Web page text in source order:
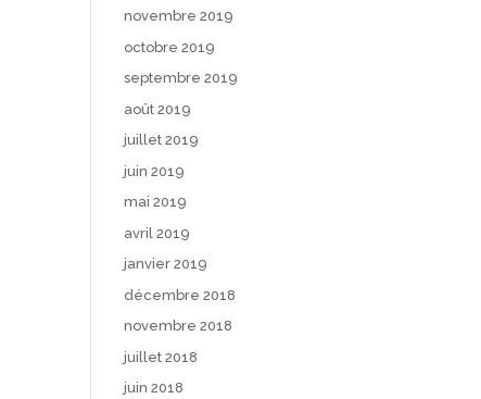
novembre 2019
octobre 2019
septembre 2019
août 2019
juillet 2019
juin 2019
mai 2019
avril 2019
janvier 2019
décembre 2018
novembre 2018
juillet 2018
juin 2018